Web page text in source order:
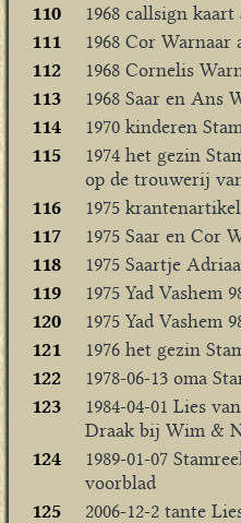
110
1968 callsign
111
1968 Cor Warnaar
112
1968 Cornelis
113
1968 Saar en Ans
114
1970 kinderen Stam
115
1974 het gezin
op de trouwerij
116
1975
117
1975 Saar en Cor
118
1975 Saartje
119
1975 Yad Vashem
120
1975 Yad Vashem
121
1976 het gezin
122
1978-06-13 oma
123
1984-04-01 Lies
Draak bij Wim &
124
1989-01-07
voorblad
125
2006-12-2 tante